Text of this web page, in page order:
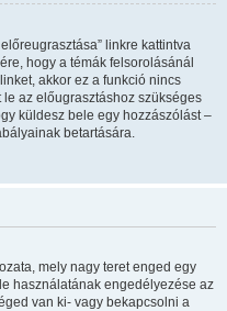
linkre kattintva
hogy a témák felsorolásánál
akkor ez a funkció nincs
az előugrasztáshoz szükséges
küldesz bele egy hozzászólást –
betartására.
mely nagy teret enged egy
használatának engedélyezése az
van ki- vagy bekapcsolni a